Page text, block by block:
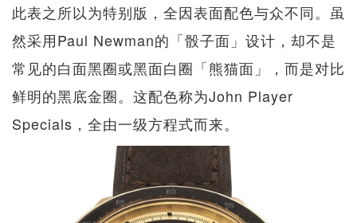
此表之所以为特别版，全因表面配色与众不同。虽
然采用Paul Newman的「骰子面」设计，却不是
常见的白面黑圈或黑面白圈「熊猫面」，而是对比
鲜明的黑底金圈。这配色称为John Player
Specials，全由一级方程式而来。